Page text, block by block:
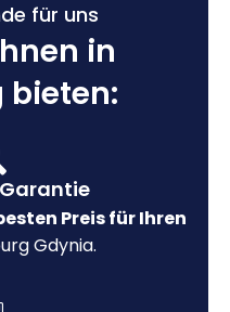
für uns
in
bieten:
Preis für Ihren
Gdynia.